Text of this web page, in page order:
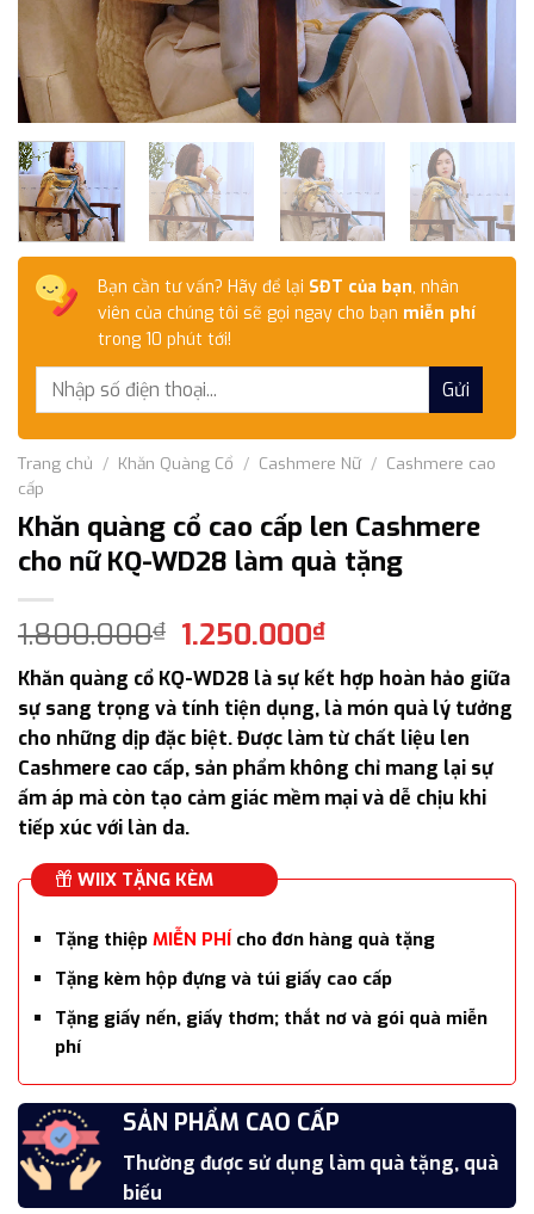
Bạn cần tư vấn? Hãy để lại SĐT của bạn, nhân
viên của chúng tôi sẽ gọi ngay cho bạn miễn phí
trong 10 phút tới!
Trang chủ / Khăn Quàng Cổ / Cashmere Nữ / Cashmere cao
cấp
Khăn quàng cổ cao cấp len Cashmere
cho nữ KQ-WD28 làm quà tặng
1.800.000₫ Giá
gốc
là:
1.800.000₫.
1.250.000₫Giá
hiện
tại
là:
1.250.000₫.
Khăn quàng cổ KQ-WD28 là sự kết hợp hoàn hảo giữa
sự sang trọng và tính tiện dụng, là món quà lý tưởng
cho những dịp đặc biệt. Được làm từ chất liệu len
Cashmere cao cấp, sản phẩm không chỉ mang lại sự
ấm áp mà còn tạo cảm giác mềm mại và dễ chịu khi
tiếp xúc với làn da.
WIIX TẶNG KÈM
Tặng thiệp MIỄN PHÍcho đơn hàng quà tặng
Tặng kèm hộp đựng và túi giấy cao cấp
Tặng giấy nến, giấy thơm; thắt nơ và gói quà miễn
phí
SẢN PHẨM CAO CẤP
Thường được sử dụng làm quà tặng, quà
biếu